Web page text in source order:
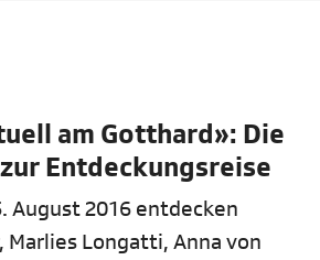
am Gotthard»: Die
Entdeckungsreise
August 2016 entdecken
Marlies Longatti, Anna von